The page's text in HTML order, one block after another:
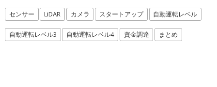
センサー LiDAR カメラ スタートアップ 自動運転レベル
自動運転レベル3 自動運転レベル4 資金調達 まとめ